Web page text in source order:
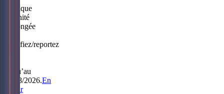
Politique
Sérénité
prolongée
modifiez/reportez
jusqu’au
31/08/2026.En
savoir